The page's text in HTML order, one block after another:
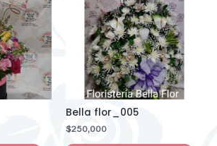
Bella flor_005
$250,000